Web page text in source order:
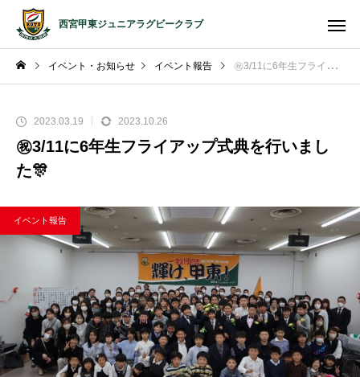
西宮甲東ジュニアラグビークラブ
イベント・お知らせ イベント報告 ㊗️3/11に6年生フライアップ式典を行いました🎊
2023.03.19 2023.10.26
㊗️3/11に6年生フライアップ式典を行いまし
た🎊
イベント報告